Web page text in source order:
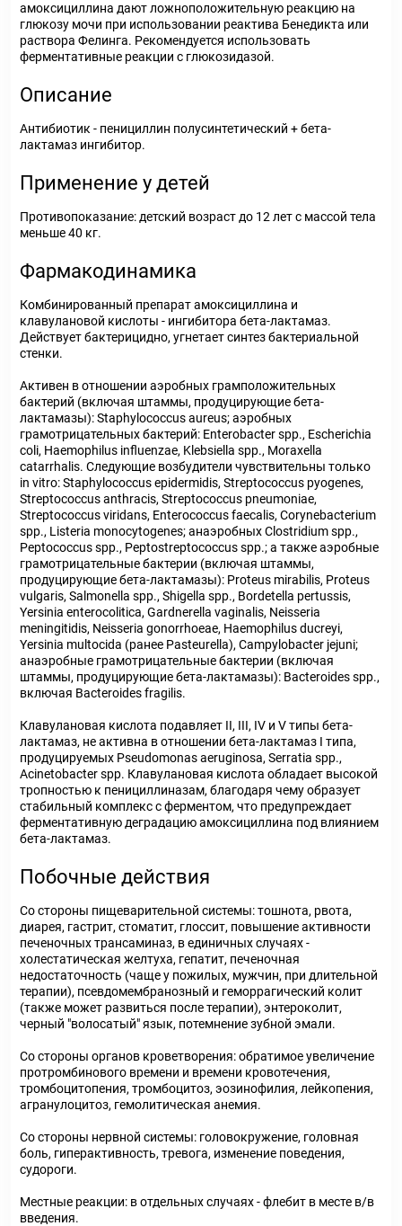
амоксициллина дают ложноположительную реакцию на
глюкозу мочи при использовании реактива Бенедикта или
раствора Фелинга. Рекомендуется использовать
ферментативные реакции с глюкозидазой.
Описание
Антибиотик - пенициллин полусинтетический + бета-
лактамаз ингибитор.
Применение у детей
Противопоказание: детский возраст до 12 лет с массой тела
меньше 40 кг.
Фармакодинамика
Комбинированный препарат амоксициллина и
клавулановой кислоты - ингибитора бета-лактамаз.
Действует бактерицидно, угнетает синтез бактериальной
стенки.
Активен в отношении аэробных грамположительных
бактерий (включая штаммы, продуцирующие бета-
лактамазы): Staphylococcus aureus; аэробных
грамотрицательных бактерий: Enterobacter spp., Escherichia
coli, Haemophilus influenzae, Klebsiella spp., Moraxella
catarrhalis. Следующие возбудители чувствительны только
in vitro: Staphylococcus epidermidis, Streptococcus pyogenes,
Streptococcus anthracis, Streptococcus pneumoniae,
Streptococcus viridans, Enterococcus faecalis, Corynebacterium
spp., Listeria monocytogenes; анаэробных Clostridium spp.,
Peptococcus spp., Peptostreptococcus spp.; а также аэробные
грамотрицательные бактерии (включая штаммы,
продуцирующие бета-лактамазы): Proteus mirabilis, Proteus
vulgaris, Salmonella spp., Shigella spp., Bordetella pertussis,
Yersinia enterocolitica, Gardnerella vaginalis, Neisseria
meningitidis, Neisseria gonorrhoeae, Haemophilus ducreyi,
Yersinia multocida (ранее Pasteurella), Campylobacter jejuni;
анаэробные грамотрицательные бактерии (включая
штаммы, продуцирующие бета-лактамазы): Bacteroides spp.,
включая Bacteroides fragilis.
Клавулановая кислота подавляет II, III, IV и V типы бета-
лактамаз, не активна в отношении бета-лактамаз I типа,
продуцируемых Pseudomonas aeruginosa, Serratia spp.,
Acinetobacter spp. Клавулановая кислота обладает высокой
тропностью к пенициллиназам, благодаря чему образует
стабильный комплекс с ферментом, что предупреждает
ферментативную деградацию амоксициллина под влиянием
бета-лактамаз.
Побочные действия
Со стороны пищеварительной системы: тошнота, рвота,
диарея, гастрит, стоматит, глоссит, повышение активности
печеночных трансаминаз, в единичных случаях -
холестатическая желтуха, гепатит, печеночная
недостаточность (чаще у пожилых, мужчин, при длительной
терапии), псевдомембранозный и геморрагический колит
(также может развиться после терапии), энтероколит,
черный "волосатый" язык, потемнение зубной эмали.
Со стороны органов кроветворения: обратимое увеличение
протромбинового времени и времени кровотечения,
тромбоцитопения, тромбоцитоз, эозинофилия, лейкопения,
агранулоцитоз, гемолитическая анемия.
Со стороны нервной системы: головокружение, головная
боль, гиперактивность, тревога, изменение поведения,
судороги.
Местные реакции: в отдельных случаях - флебит в месте в/в
введения.